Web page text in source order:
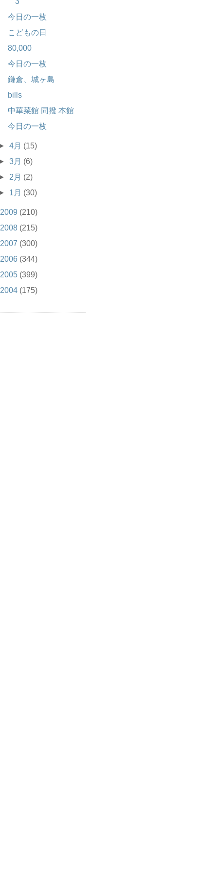
今日の一枚
こどもの日
80,000
今日の一枚
鎌倉、城ヶ島
bills
中華菜館 同撥 本館
今日の一枚
4月 (15)
3月 (6)
2月 (2)
1月 (30)
2009 (210)
2008 (215)
2007 (300)
2006 (344)
2005 (399)
2004 (175)